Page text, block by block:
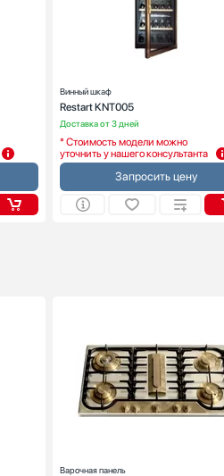
Вместимость (бутылки 0.75 л):
Доставка от 3 дней
Винный шкаф
Restart KNT005
* Стоимость модели можно
уточнить у нашего консультанта
Запросить цену
Панель конфорок:
Общее количество конфорок:
Варочная панель